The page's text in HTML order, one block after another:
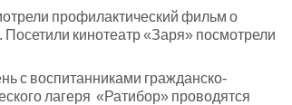
профилактический фильм о
Посетили кинотеатр «Заря» посмотрели
с воспитанниками гражданско-
лагеря «Ратибор» проводятся